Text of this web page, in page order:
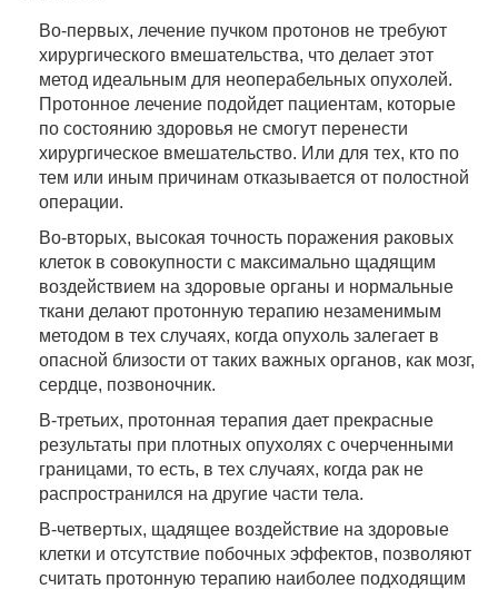
Во-первых, лечение пучком протонов не требуют
хирургического вмешательства, что делает этот
метод идеальным для неоперабельных опухолей.
Протонное лечение подойдет пациентам, которые
по состоянию здоровья не смогут перенести
хирургическое вмешательство. Или для тех, кто по
тем или иным причинам отказывается от полостной
операции.
Во-вторых, высокая точность поражения раковых
клеток в совокупности с максимально щадящим
воздействием на здоровые органы и нормальные
ткани делают протонную терапию незаменимым
методом в тех случаях, когда опухоль залегает в
опасной близости от таких важных органов, как мозг,
сердце, позвоночник.
В-третьих, протонная терапия дает прекрасные
результаты при плотных опухолях с очерченными
границами, то есть, в тех случаях, когда рак не
распространился на другие части тела.
В-четвертых, щадящее воздействие на здоровые
клетки и отсутствие побочных эффектов, позволяют
считать протонную терапию наиболее подходящим